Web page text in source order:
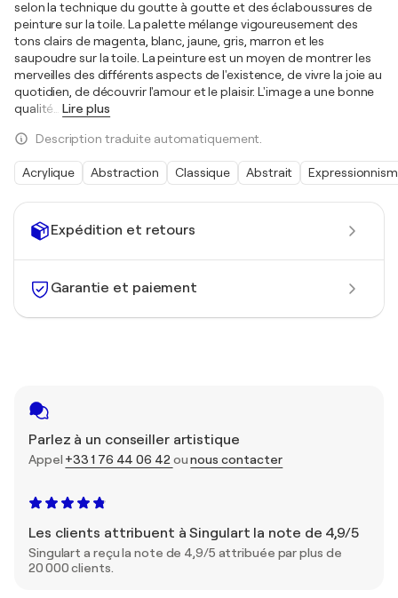
Expédition et retours
Garantie et paiement
Parlez à un conseiller artistique
Appel +33 1 76 44 06 42 ounous contacter
Les clients attribuent à Singulart la note de 4,9/5
Singulart a reçu la note de 4,9/5 attribuée par plus de
20 000 clients.
selon la technique du goutte à goutte et des éclaboussures de
peinture sur la toile. La palette mélange vigoureusement des
tons clairs de magenta, blanc, jaune, gris, marron et les
saupoudre sur la toile. La peinture est un moyen de montrer les
merveilles des différents aspects de l'existence, de vivre la joie au
quotidien, de découvrir l'amour et le plaisir. L'image a une bonne
qualité
Lire plus
Description traduite automatiquement.
Acrylique Abstraction Classique Abstrait